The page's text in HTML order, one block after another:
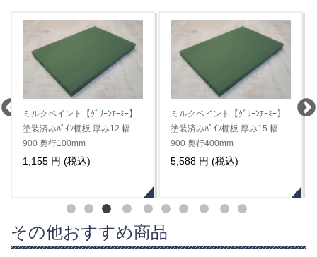
ミルクペイント【ｲﾝﾃﾞｨｱﾝ ﾀｰｺｲ
ｽﾞ】 塗装済みﾊﾟｲﾝ棚板 厚み
12mm幅900mm奥行350mm
3,927 円 (税込)
ミルクペイント【ｲﾝﾃﾞｨｱﾝ ﾀｰｺｲ
ｽﾞ】 塗装済みﾊﾟｲﾝ棚板 厚み
15mm幅900mm奥行400mm
5,588 円 (税込)
その他おすすめ商品